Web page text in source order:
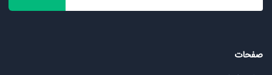
صفحات